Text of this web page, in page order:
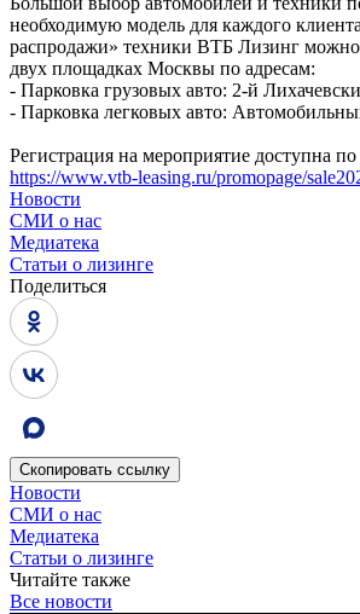
необходимую модель для каждого
распродажи» техники ВТБ Лизинг можно
двух площадках Москвы по адресам:
- Парковка грузовых авто: 2-й
- Парковка легковых авто:
Регистрация на мероприятие доступна
https://www.vtb-leasing.ru/promopage/
Новости
СМИ о нас
Медиатека
Статьи о лизинге
Поделиться
Скопировать ссылку
Новости
СМИ о нас
Медиатека
Статьи о лизинге
Читайте также
Все новости